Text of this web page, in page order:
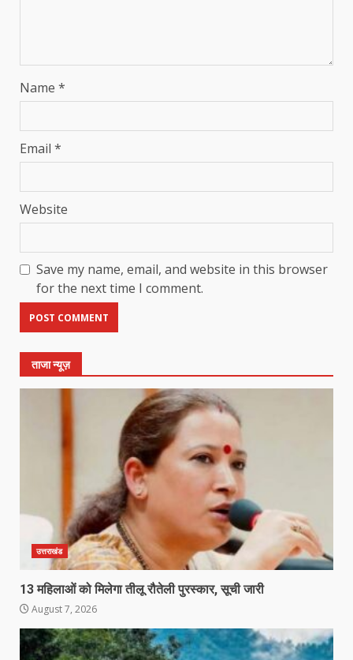
Name *
Email *
Website
Save my name, email, and website in this browser
for the next time I comment.
ताजा न्यूज़
उत्तराखंड
13 महिलाओं को मिलेगा तीलू रौतेली पुरस्कार, सूची जारी
August 7, 2026